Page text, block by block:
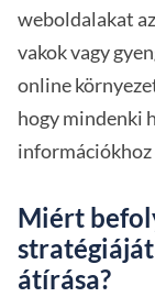
weboldalakat
vakok vagy
online
hogy mindenki
információkhoz
Miért
átírása?